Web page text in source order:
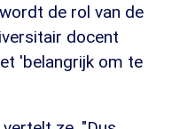
de rol van de
docent
'belangrijk om te